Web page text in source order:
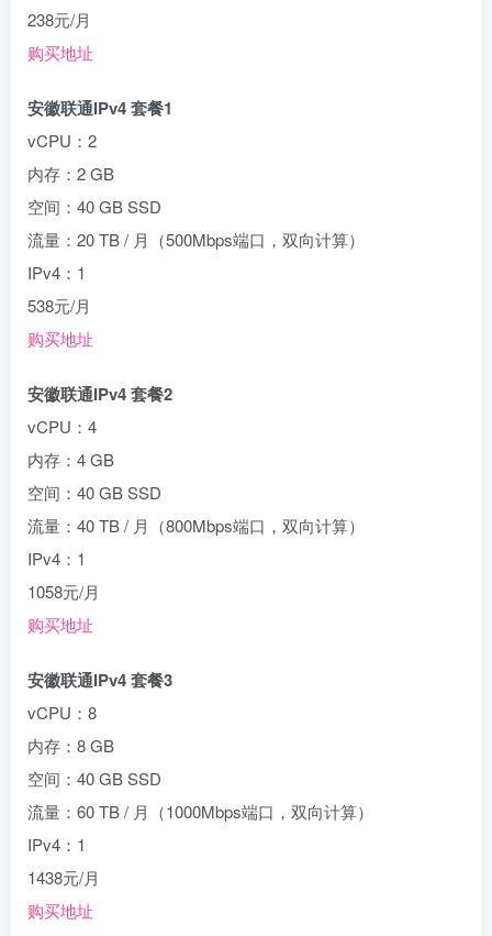
238元/月
购买地址
安徽联通IPv4 套餐1
vCPU：2
内存：2 GB
空间：40 GB SSD
流量：20 TB / 月（500Mbps端口，双向计算）
IPv4：1
538元/月
购买地址
安徽联通IPv4 套餐2
vCPU：4
内存：4 GB
空间：40 GB SSD
流量：40 TB / 月（800Mbps端口，双向计算）
IPv4：1
1058元/月
购买地址
安徽联通IPv4 套餐3
vCPU：8
内存：8 GB
空间：40 GB SSD
流量：60 TB / 月（1000Mbps端口，双向计算）
IPv4：1
1438元/月
购买地址